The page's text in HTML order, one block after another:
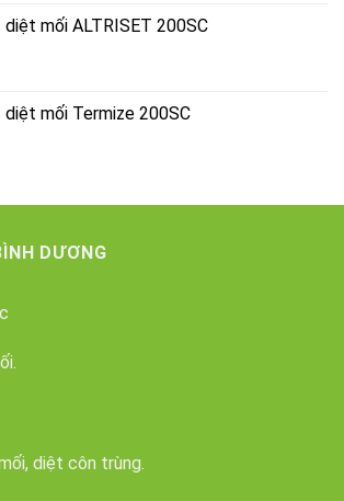
diệt mối ALTRISET 200SC
diệt mối Termize 200SC
DƯƠNG
diệt côn trùng.